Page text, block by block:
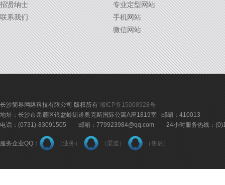
招贤纳士
联系我们
专业定型网站
手机网站
微信网站
长沙简界网络科技有限公司 版权所有 湘ICP备15008928号
地址：长沙市岳麓区银盆岭街道奥克斯国际公寓A座1819室 邮编：410013
电话：(0731)-83091505 邮箱：779923984@qq.com 24小时服务热线：
服务企业QQ： （业务） （渠道） （售后）